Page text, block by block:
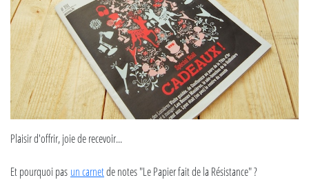
Plaisir d'offrir, joie de recevoir...
Et pourquoi pas un carnetde notes "Le Papier fait de la Résistance" ?